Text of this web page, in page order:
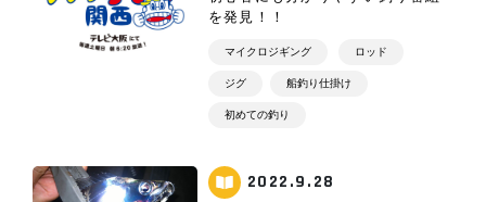
を発見！！
マイクロジギング ロッド
ジグ 船釣り仕掛け
初めての釣り
2022.9.28